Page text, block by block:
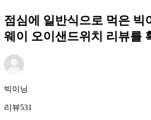
점심에 일반식으로 먹은 빅
웨이 오이샌드위치 리뷰를
빅이닝
리뷰531